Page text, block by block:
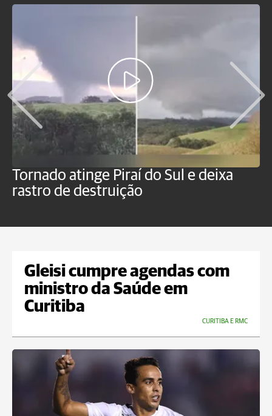
Tornado atinge Piraí do Sul e deixa
rastro de destruição
Gleisi cumpre agendas com
ministro da Saúde em
Curitiba
CURITIBA E RMC